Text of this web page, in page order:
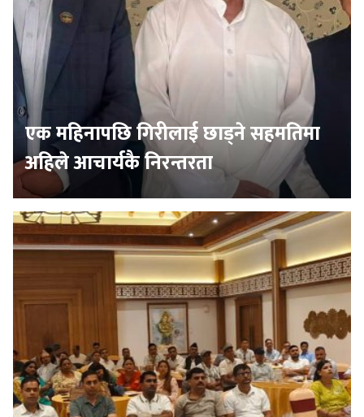
एक महिनापछि गिरीलाई छाड्ने सहमतिमा
अहिले आचार्यकै निरन्तरता